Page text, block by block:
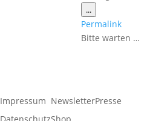
...Diese
Metabox
Permalink
Bitte warten …
Impressum NewsletterPresse